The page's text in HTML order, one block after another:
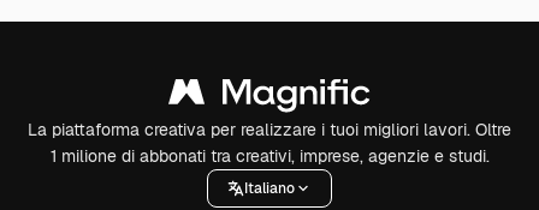
La piattaforma creativa per realizzare i tuoi migliori lavori. Oltre
1 milione di abbonati tra creativi, imprese, agenzie e studi.
Italiano